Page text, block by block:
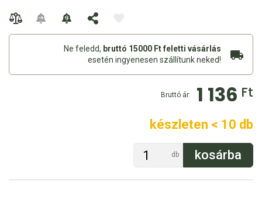
Ne feledd, bruttó 15000 Ft feletti vásárlás
esetén ingyenesen szállítunk neked!
Bruttó ár: 1 136 Ft
készleten < 10 db
db